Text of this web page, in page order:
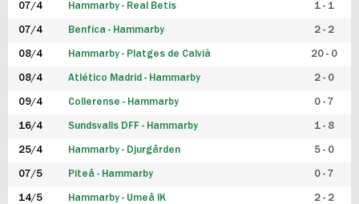
07/4 Hammarby - Real Betis 1 - 1
07/4 Benfica - Hammarby 2 - 2
08/4 Hammarby - Platges de Calvià 20 - 0
08/4 Atlético Madrid - Hammarby 2 - 0
09/4 Collerense - Hammarby 0 - 7
16/4 Sundsvalls DFF - Hammarby 1 - 8
25/4 Hammarby - Djurgården 5 - 0
07/5 Piteå - Hammarby 0 - 7
14/5 Hammarby - Umeå IK 2 - 2